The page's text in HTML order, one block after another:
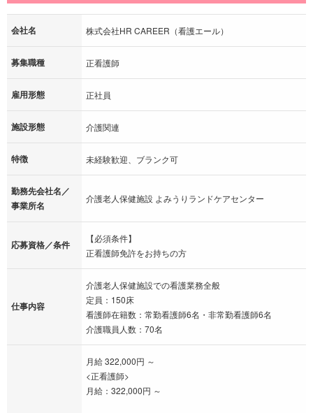
会社名 株式会社HR CAREER（看護エール）
募集職種 正看護師
雇用形態 正社員
施設形態 介護関連
特徴 未経験歓迎、ブランク可
勤務先会社名／
事業所名
介護老人保健施設 よみうりランドケアセンター
応募資格／条件
【必須条件】
正看護師免許をお持ちの方
仕事内容
介護老人保健施設での看護業務全般
定員：150床
看護師在籍数：常勤看護師6名・非常勤看護師6名
介護職員人数：70名
月給 322,000円 ～
<正看護師>
月給：322,000円 ～